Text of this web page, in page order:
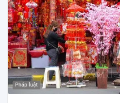
Pháp luật